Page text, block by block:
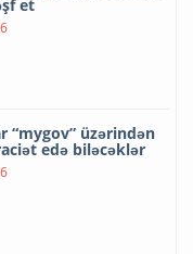
et
“mygov” üzərindən
edə biləcəklər